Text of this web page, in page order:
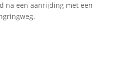
na een aanrijding met een